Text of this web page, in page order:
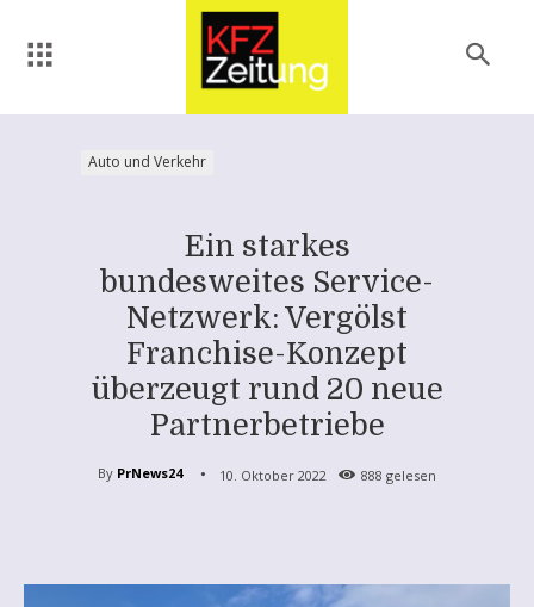
Auto und Verkehr
Ein starkes
bundesweites Service-
Netzwerk: Vergölst
Franchise-Konzept
überzeugt rund 20 neue
Partnerbetriebe
By PrNews24 10. Oktober 2022 888 gelesen